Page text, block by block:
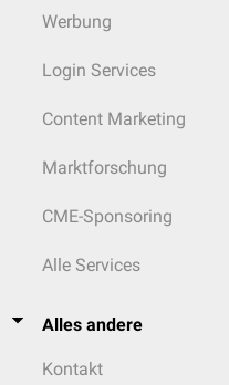
Werbung
Login Services
Content Marketing
Marktforschung
CME-Sponsoring
Alle Services
Alles andere
Kontakt